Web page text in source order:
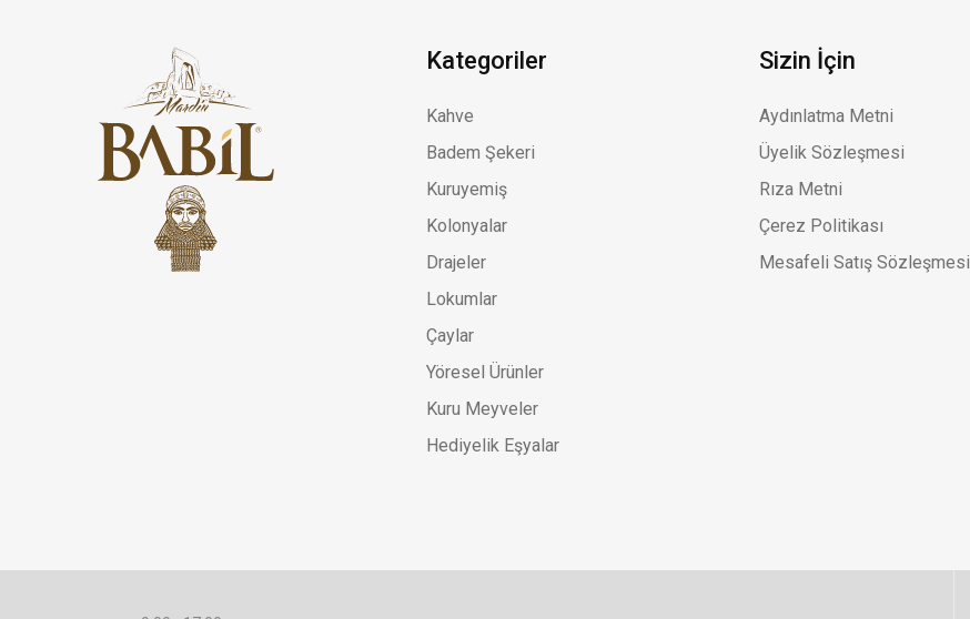
Kategoriler
Kahve
Badem Şekeri
Kuruyemiş
Kolonyalar
Drajeler
Lokumlar
Çaylar
Yöresel Ürünler
Kuru Meyveler
Hediyelik Eşyalar
Sizin İçin
Aydınlatma Metni
Üyelik Sözleşmesi
Rıza Metni
Çerez Politikası
Mesafeli Satış Sözleşmesi